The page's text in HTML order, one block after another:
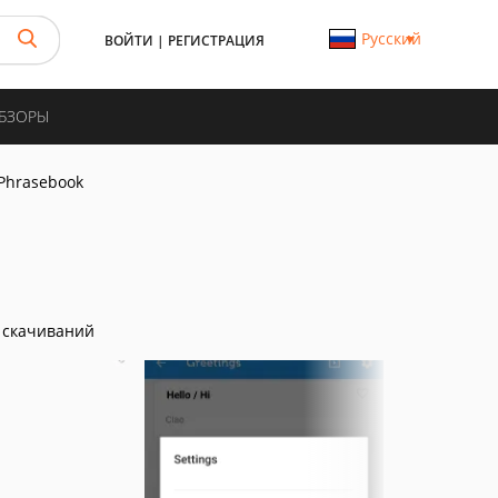
ВОЙТИ | РЕГИСТРАЦИЯ Русский